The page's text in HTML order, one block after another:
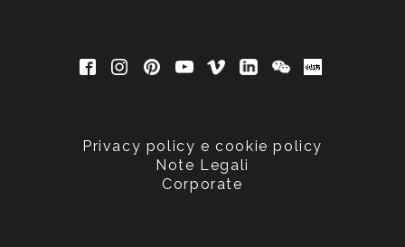
Privacy policy e cookie policy
Note Legali
Corporate